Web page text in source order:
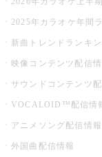
2025年カラオケ年間
新曲トレンドランキ
映像コンテンツ配信
サウンドコンテンツ
VOCALOID™配信情
アニメソング配信情報
外国曲配信情報